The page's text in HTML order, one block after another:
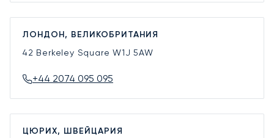
ЛОНДОН, ВЕЛИКОБРИТАНИЯ
42 Berkeley SquareW1J 5AW
+44 2074 095 095
ЦЮРИХ, ШВЕЙЦАРИЯ